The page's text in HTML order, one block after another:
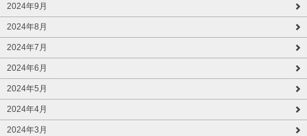
2024年9月
2024年8月
2024年7月
2024年6月
2024年5月
2024年4月
2024年3月